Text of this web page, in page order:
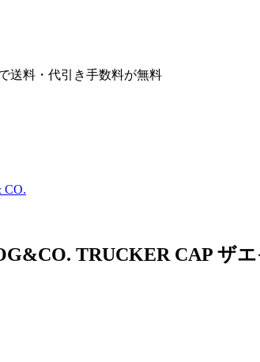
送料・代引き手数料が無料
CO.
TRUCKER CAP ザ